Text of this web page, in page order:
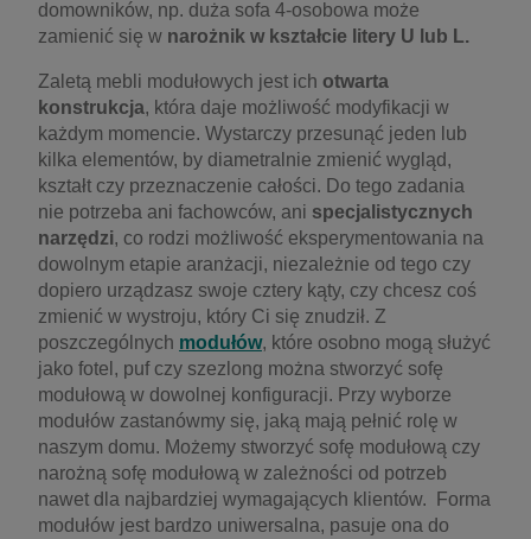
domowników, np. duża sofa 4-osobowa może
zamienić się w narożnik w kształcie litery U lub L.
Zaletą mebli modułowych jest ich otwarta
konstrukcja, która daje możliwość modyfikacji w
każdym momencie. Wystarczy przesunąć jeden lub
kilka elementów, by diametralnie zmienić wygląd,
kształt czy przeznaczenie całości. Do tego zadania
nie potrzeba ani fachowców, ani specjalistycznych
narzędzi, co rodzi możliwość eksperymentowania na
dowolnym etapie aranżacji, niezależnie od tego czy
dopiero urządzasz swoje cztery kąty, czy chcesz coś
zmienić w wystroju, który Ci się znudził. Z
poszczególnych modułów, które osobno mogą służyć
jako fotel, puf czy szezlong można stworzyć sofę
modułową w dowolnej konfiguracji. Przy wyborze
modułów zastanówmy się, jaką mają pełnić rolę w
naszym domu. Możemy stworzyć sofę modułową czy
narożną sofę modułową w zależności od potrzeb
nawet dla najbardziej wymagających klientów. Forma
modułów jest bardzo uniwersalna, pasuje ona do